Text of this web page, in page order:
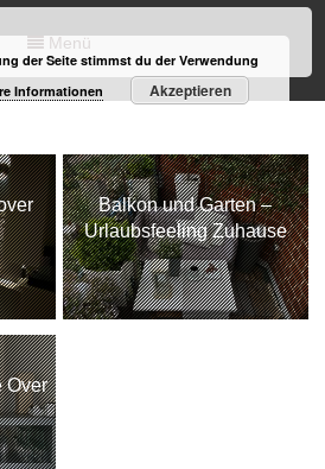
Menü
Balkon und Garten –
Urlaubsfeeling Zuhause
Over
der Seite stimmst du der Verwendung
Informationen Akzeptieren